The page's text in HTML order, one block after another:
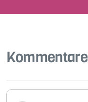
Kommentare